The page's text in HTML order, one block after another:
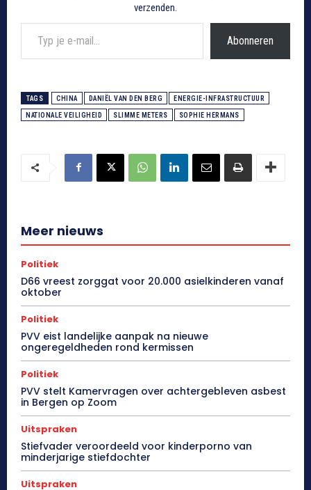
verzenden.
Typ je e-mail...
Abonneren
TAGS CHINA DANIËL VAN DEN BERG ENERGIE-INFRASTRUCTUUR
NATIONALE VEILIGHEID SLIMME METERS SOPHIE HERMANS
Meer nieuws
Politiek
D66 vreest zorggat voor 20.000 asielkinderen vanaf
oktober
Politiek
PVV eist landelijke aanpak na nieuwe
ongeregeldheden rond kermissen
Politiek
PVV stelt Kamervragen over achtergebleven asbest
in Bergen op Zoom
Uitspraken
Stiefvader veroordeeld voor kinderporno van
minderjarige stiefdochter
Uitspraken